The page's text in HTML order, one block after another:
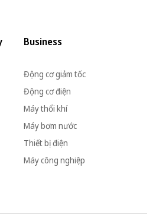
Business
Động cơ giảm tốc
Động cơ điện
Máy thổi khí
Máy bơm nước
Thiết bị điện
Máy công nghiệp